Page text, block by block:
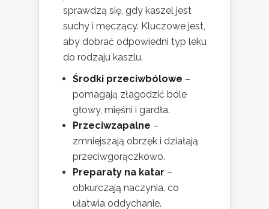
sprawdzą się, gdy kaszel jest
suchy i męczący. Kluczowe jest,
aby dobrać odpowiedni typ leku
do rodzaju kaszlu.
Środki przeciwbólowe –
pomagają złagodzić bóle
głowy, mięśni i gardła.
Przeciwzapalne –
zmniejszają obrzęk i działają
przeciwgorączkowo.
Preparaty na katar –
obkurczają naczynia, co
ułatwia oddychanie.